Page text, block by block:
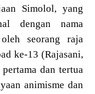
Simolol, yang
dengan nama
seorang raja
ke-13 (Rajasani,
dan tertua
animisme dan